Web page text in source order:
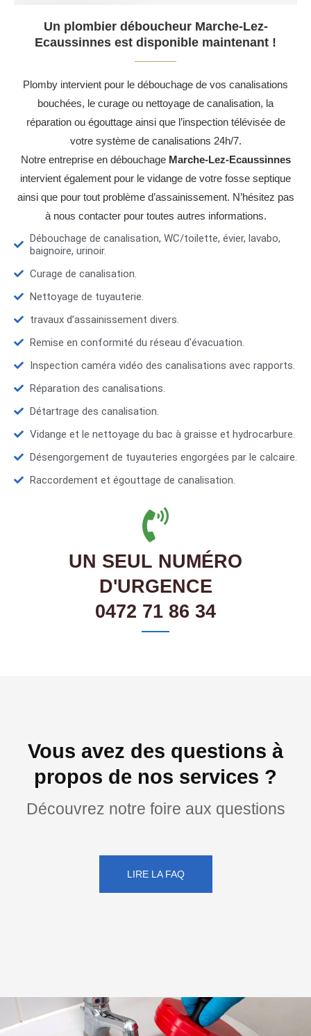
Un plombier déboucheur Marche-Lez-
Ecaussinnes est disponible maintenant !
Plomby intervient pour le débouchage de vos canalisations
bouchées, le curage ou nettoyage de canalisation, la
réparation ou égouttage ainsi que l’inspection télévisée de
votre système de canalisations 24h/7.
Notre entreprise en débouchage Marche-Lez-Ecaussinnes
intervient également pour le vidange de votre fosse septique
ainsi que pour tout problème d’assainissement. N’hésitez pas
à nous contacter pour toutes autres informations.
Débouchage de canalisation, WC/toilette, évier, lavabo,
baignoire, urinoir.
Curage de canalisation.
Nettoyage de tuyauterie.
travaux d’assainissement divers.
Remise en conformité du réseau d'évacuation.
Inspection caméra vidéo des canalisations avec rapports.
Réparation des canalisations.
Détartrage des canalisation.
Vidange et le nettoyage du bac à graisse et hydrocarbure.
Désengorgement de tuyauteries engorgées par le calcaire.
Raccordement et égouttage de canalisation.
UN SEUL NUMÉRO
D'URGENCE
0472 71 86 34
Vous avez des questions à
propos de nos services ?
Découvrez notre foire aux questions
LIRE LA FAQ